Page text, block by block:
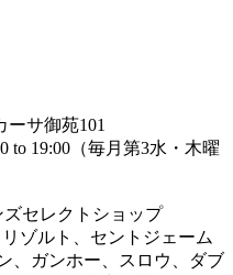
ーサ御苑101
to 19:00（毎月第3水・木曜
ズセレクトショップ
ゾルト、セントジェーム
、ガンホー、スロウ、ダブ